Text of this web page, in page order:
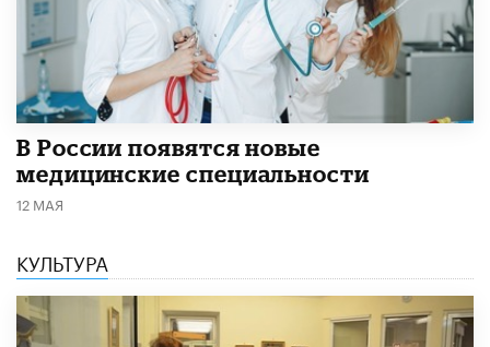
В России появятся новые
медицинские специальности
12 МАЯ
КУЛЬТУРА